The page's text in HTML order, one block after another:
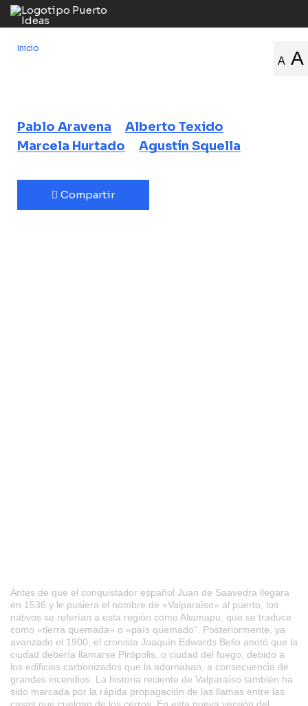
A A
Inicio
Pablo Aravena
Alberto Texido
Marcela Hurtado
Agustín Squella
Compartir
Antes de que el conquistador español Juan de Saavedra llegara
en 1536 y le pusiera el nombre de «Valparaíso» al puerto, los
nativos se referían a esta región como Aliamapu, que se traduce
como «tierra quemada» o «país quemado”. Posteriormente, ya
avanzado el 1900, el cronista Joaquín Edwards Bello anotó que la
ciudad debería llamarse Pirópolis, o ciudad del fuego, debido a
los edificios carbonizados que la adornaban, a consecuencia de
grandes incendios. La historia reciente de Valparaíso también ha
sido marcada por la rápida propagación de las llamas entre las